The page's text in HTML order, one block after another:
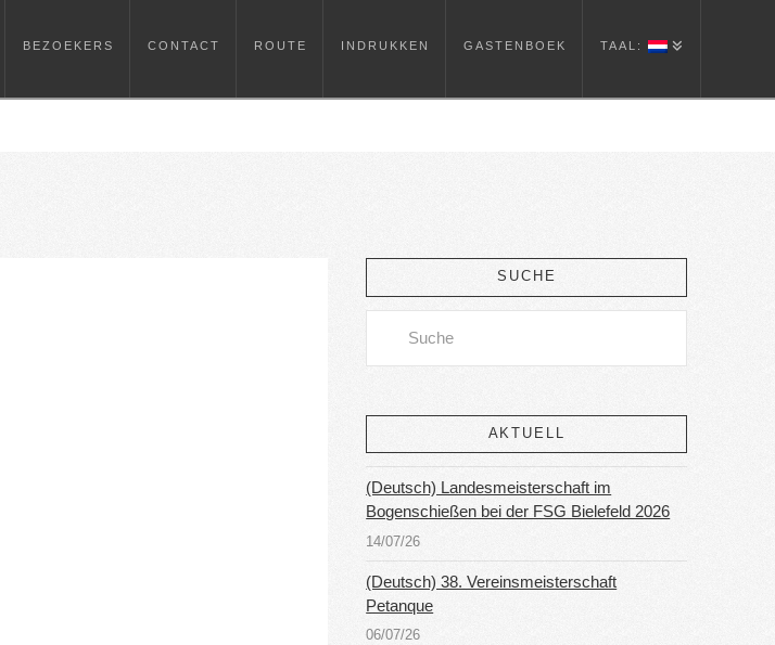
BEZOEKERS CONTACT ROUTE INDRUKKEN GASTENBOEK TAAL:
SUCHE
AKTUELL
(Deutsch) Landesmeisterschaft im
Bogenschießen bei der FSG Bielefeld 2026
14/07/26
(Deutsch) 38. Vereinsmeisterschaft
Petanque
06/07/26